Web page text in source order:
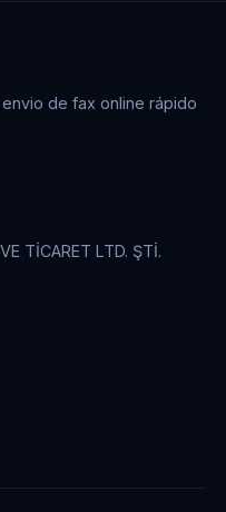
de fax online rápido
TİCARET LTD. ŞTİ.